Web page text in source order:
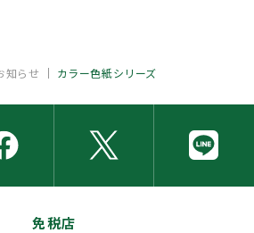
知らせ カラー色紙シリーズ
免税店